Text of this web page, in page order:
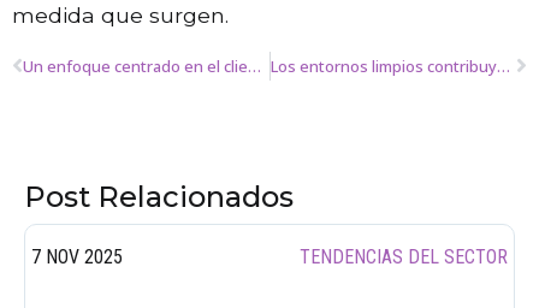
medida que surgen.
Un enfoque centrado en el cliente: clave para una relación duradera y de confianza Los entornos limpios contribuyen al bienestar laboral y motivador
Post Relacionados
7 NOV 2025 TENDENCIAS DEL SECTOR